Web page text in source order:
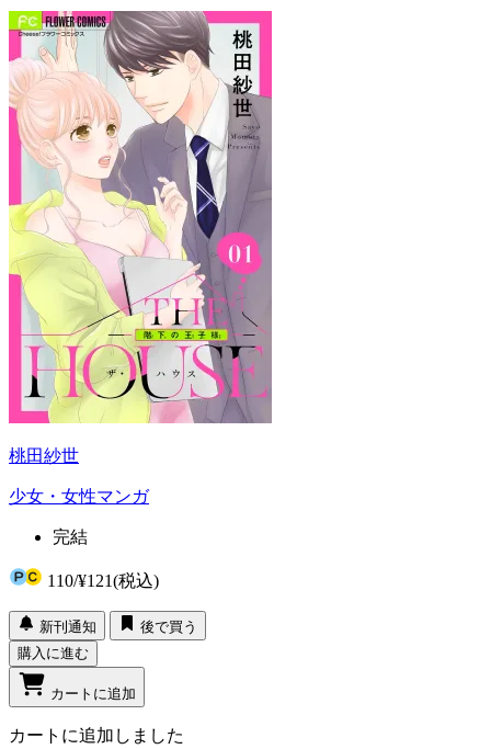
桃田紗世
少女・女性マンガ
完結
110/¥121(税込)
新刊通知
後で買う
購入に進む
カートに追加
カートに追加しました